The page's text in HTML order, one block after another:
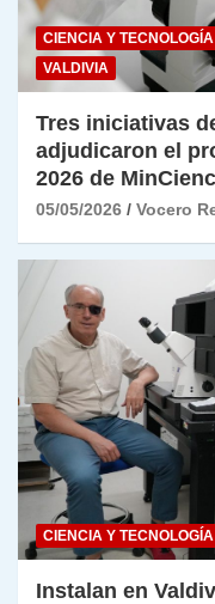
CIENCIA Y TECNOLOGÍA
VALDIVIA
Tres iniciativas
adjudicaron el
2026 de
05/05/2026 Vocero
CIENCIA Y TECNOLOGÍA
Instalan en